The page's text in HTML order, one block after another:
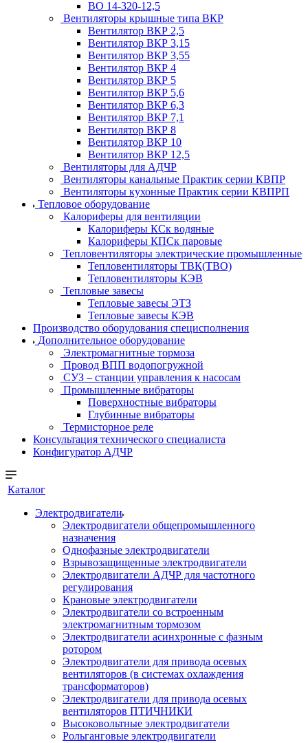
ВО 14-320-12,5
Вентиляторы крышные типа ВКР
Вентилятор ВКР 2,5
Вентилятор ВКР 3,15
Вентилятор ВКР 3,55
Вентилятор ВКР 4
Вентилятор ВКР 5
Вентилятор ВКР 5,6
Вентилятор ВКР 6,3
Вентилятор ВКР 7,1
Вентилятор ВКР 8
Вентилятор ВКР 10
Вентилятор ВКР 12,5
Вентиляторы для АДЧР
Вентиляторы канальные Практик серии КВПР
Вентиляторы кухонные Практик серии КВПРП
Тепловое оборудование
Калориферы для вентиляции
Калориферы КСк водяные
Калориферы КПСк паровые
Тепловентиляторы электрические промышленные
Тепловентиляторы ТВК(ТВО)
Тепловентиляторы КЭВ
Тепловые завесы
Тепловые завесы ЭТЗ
Тепловые завесы КЭВ
Производство оборудования специсполнения
Дополнительное оборудование
Электромагнитные тормоза
Провод ВПП водопогружной
СУЗ – станции управления к насосам
Промышленные вибраторы
Поверхностные вибраторы
Глубинные вибраторы
Термисторное реле
Консультация технического специалиста
Конфигуратор АДЧР
Каталог
Электродвигатели
Электродвигатели общепромышленного
назначения
Однофазные электродвигатели
Взрывозащищенные электродвигатели
Электродвигатели АДЧР для частотного
регулирования
Крановые электродвигатели
Электродвигатели со встроенным
электромагнитным тормозом
Электродвигатели асинхронные с фазным
ротором
Электродвигатели для привода осевых
вентиляторов (в системах охлаждения
трансформаторов)
Электродвигатели для привода осевых
вентиляторов ПТИЧНИКИ
Высоковольтные электродвигатели
Рольганговые электродвигатели